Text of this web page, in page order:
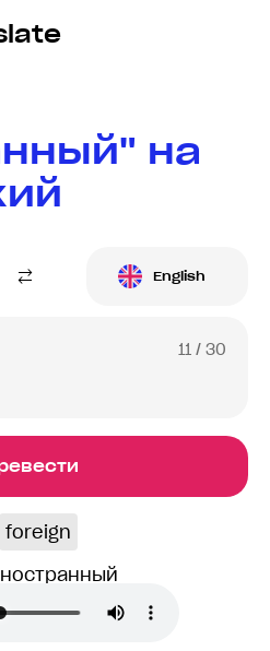
на
English
11 / 30
foreign